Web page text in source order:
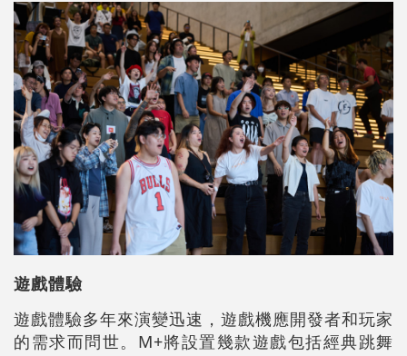
遊戲體驗
遊戲體驗多年來演變迅速，遊戲機應開發者和玩家
的需求而問世。M+將設置幾款遊戲包括經典跳舞